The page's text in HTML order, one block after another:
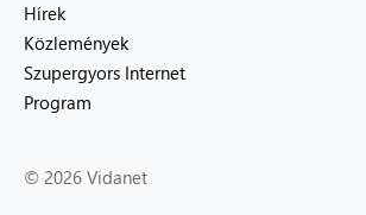
Hírek
Közlemények
Szupergyors Internet
Program
© 2026 Vidanet